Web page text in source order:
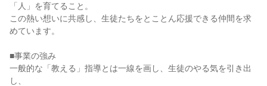
「人」を育てること。
この熱い想いに共感し、生徒たちをとことん応援できる仲間を求
めています。
■事業の強み
一般的な「教える」指導とは一線を画し、生徒のやる気を引き出
し、